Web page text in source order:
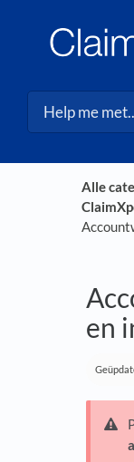
Alle
en